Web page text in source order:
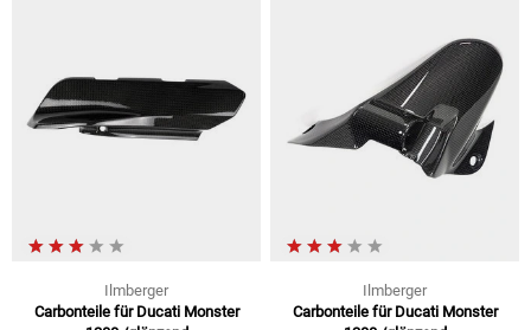
Ilmberger
Carbonteile für Ducati Monster
Ilmberger
Carbonteile für Ducati Monster